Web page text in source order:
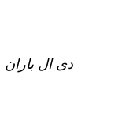
دی ال باران